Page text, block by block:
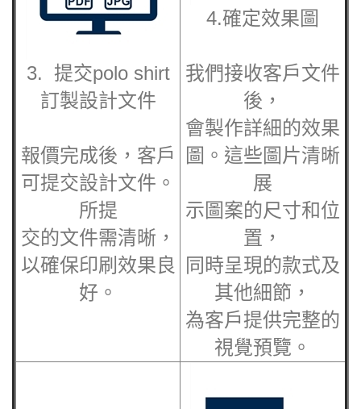
3. 提交polo shirt
訂製設計文件
報價完成後，客戶
可提交設計文件。
所提
交的文件需清晰，
以確保印刷效果良
好。
4.確定效果圖
我們接收客戶文件
後，
會製作詳細的效果
圖。這些圖片清晰
展
示圖案的尺寸和位
置，
同時呈現的款式及
其他細節，
為客戶提供完整的
視覺預覽。